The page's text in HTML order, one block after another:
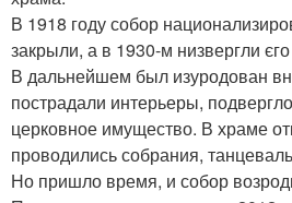
В 1918 году собор
закрыли, а в 1930-м низвергли
В дальнейшем был изуродован
пострадали интерьеры,
церковное имущество. В храме
проводились собрания,
Но пришло время, и собор